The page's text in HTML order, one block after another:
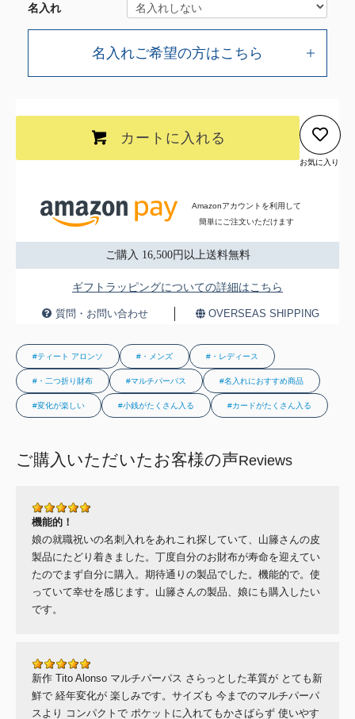
名入れ
名入れご希望の方はこちら
カートに入れる
お気に入り
Amazonアカウントを利用して
簡単にご注文いただけます
ご購入 16,500円以上送料無料
ギフトラッピングについての詳細はこちら
質問・お問い合わせ OVERSEAS SHIPPING
#ティート アロンソ #・メンズ #・レディース
#・二つ折り財布 #マルチパーパス #名入れにおすすめ商品
#変化が楽しい #小銭がたくさん入る #カードがたくさん入る
ご購入いただいたお客様の声Reviews
機能的！
娘の就職祝いの名刺入れをあれこれ探していて、山籐さんの皮
製品にたどり着きました。丁度自分のお財布が寿命を迎えてい
たのでまず自分に購入。期待通りの製品でした。機能的で。使
っていて幸せを感じます。山籐さんの製品、娘にも購入したい
です。
新作 Tito Alonso マルチパーパス さらっとした革質が とても新
鮮で 経年変化が 楽しみです。サイズも 今までのマルチパーパ
スより コンパクトで ポケットに入れてもかさばらず 使いやす